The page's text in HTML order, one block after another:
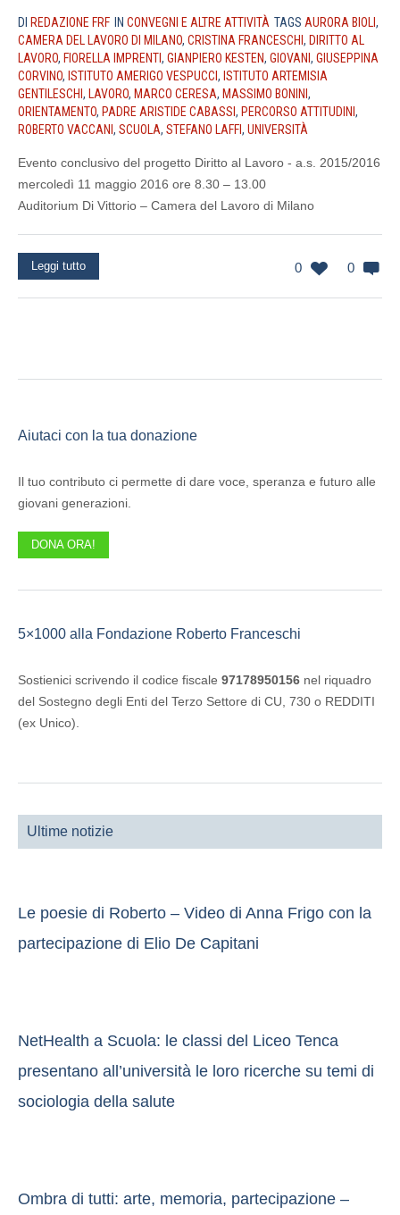
DI REDAZIONE FRF IN CONVEGNI E ALTRE ATTIVITÀ TAGS AURORA BIOLI,
CAMERA DEL LAVORO DI MILANO, CRISTINA FRANCESCHI, DIRITTO AL
LAVORO, FIORELLA IMPRENTI, GIANPIERO KESTEN, GIOVANI, GIUSEPPINA
CORVINO, ISTITUTO AMERIGO VESPUCCI, ISTITUTO ARTEMISIA
GENTILESCHI, LAVORO, MARCO CERESA, MASSIMO BONINI,
ORIENTAMENTO, PADRE ARISTIDE CABASSI, PERCORSO ATTITUDINI,
ROBERTO VACCANI, SCUOLA, STEFANO LAFFI, UNIVERSITÀ
Evento conclusivo del progetto Diritto al Lavoro - a.s. 2015/2016
mercoledì 11 maggio 2016 ore 8.30 – 13.00
Auditorium Di Vittorio – Camera del Lavoro di Milano
0 0
Leggi tutto
Aiutaci con la tua donazione
Il tuo contributo ci permette di dare voce, speranza e futuro alle
giovani generazioni.
DONA ORA!
5×1000 alla Fondazione Roberto Franceschi
Sostienici scrivendo il codice fiscale 97178950156 nel riquadro
del Sostegno degli Enti del Terzo Settore di CU, 730 o REDDITI
(ex Unico).
Ultime notizie
Le poesie di Roberto – Video di Anna Frigo con la
partecipazione di Elio De Capitani
NetHealth a Scuola: le classi del Liceo Tenca
presentano all’università le loro ricerche su temi di
sociologia della salute
Ombra di tutti: arte, memoria, partecipazione –